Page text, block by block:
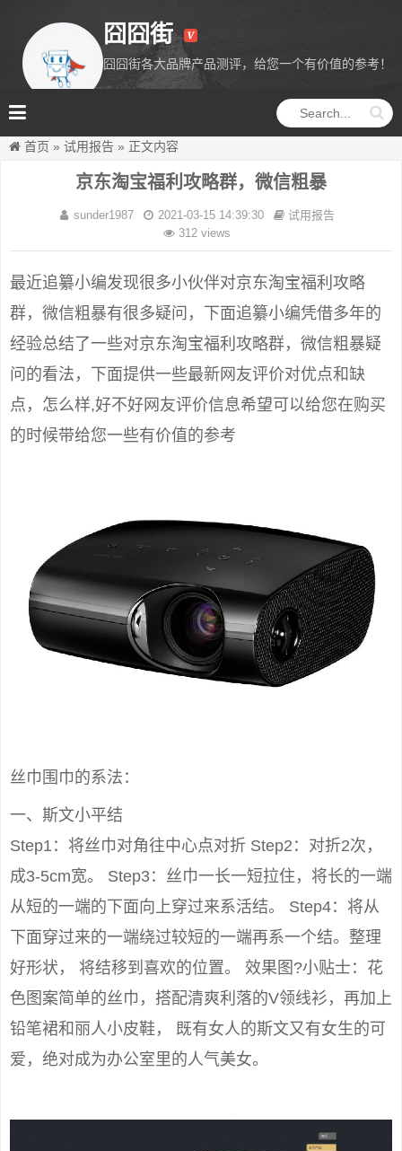
囧囧街
囧囧街各大品牌产品测评，给您一个有价值的参考！
首页 » 试用报告 » 正文内容
京东淘宝福利攻略群，微信粗暴
sunder1987 2021-03-15 14:39:30
试用报告
312 views
最近追纂小编发现很多小伙伴对京东淘宝福利攻略
群，微信粗暴有很多疑问，下面追纂小编凭借多年的
经验总结了一些对京东淘宝福利攻略群，微信粗暴疑
问的看法，下面提供一些最新网友评价对优点和缺
点，怎么样,好不好网友评价信息希望可以给您在购买
的时候带给您一些有价值的参考
丝巾围巾的系法：
一、斯文小平结
Step1：将丝巾对角往中心点对折 Step2：对折2次，
成3-5cm宽。 Step3：丝巾一长一短拉住，将长的一端
从短的一端的下面向上穿过来系活结。 Step4：将从
下面穿过来的一端绕过较短的一端再系一个结。整理
好形状， 将结移到喜欢的位置。 效果图?小贴士：花
色图案简单的丝巾，搭配清爽利落的V领线衫，再加上
铅笔裙和丽人小皮鞋， 既有女人的斯文又有女生的可
爱，绝对成为办公室里的人气美女。